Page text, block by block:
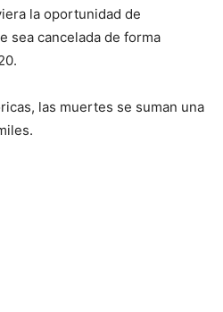
la oportunidad de
sea cancelada de forma
las muertes se suman una